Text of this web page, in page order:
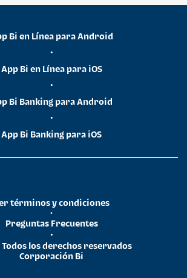
Bi en Línea para Android
•
App Bi en Línea para iOS
•
Bi Banking para Android
•
App Bi Banking para iOS
Todos los derechos reservados
Corporación Bi
•
Preguntas Frecuentes
•
términos y condiciones